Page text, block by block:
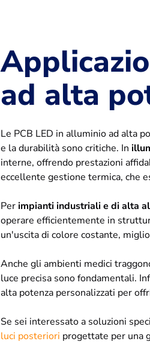
ad alta
Le PCB LED in alluminio ad alta
e la durabilità sono critiche. In
interne, offrendo prestazioni
eccellente gestione termica, che
Perimpianti industriali e di alta
operare efficientemente in
un'uscita di colore costante,
Anche gli ambienti medici
luce precisa sono fondamentali.
alta potenza personalizzati per
Se sei interessato a soluzioni
luci posteriori progettate per una